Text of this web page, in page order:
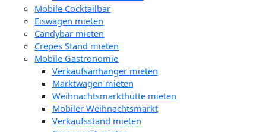
Mobile Cocktailbar
Eiswagen mieten
Candybar mieten
Crepes Stand mieten
Mobile Gastronomie
Verkaufsanhänger mieten
Marktwagen mieten
Weihnachtsmarkthütte mieten
Mobiler Weihnachtsmarkt
Verkaufsstand mieten